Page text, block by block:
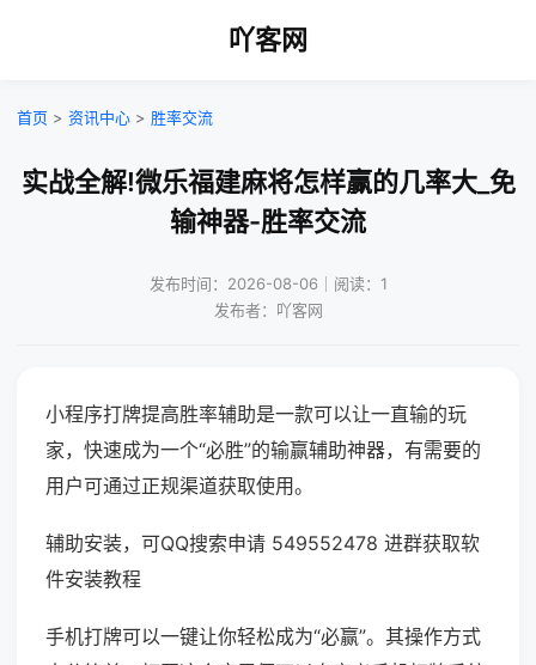
吖客网
首页 > 资讯中心 > 胜率交流
实战全解!微乐福建麻将怎样赢的几率大_免
输神器-胜率交流
发布时间：2026-08-06｜阅读：1
发布者：吖客网
小程序打牌提高胜率辅助是一款可以让一直输的玩
家，快速成为一个“必胜”的输赢辅助神器，有需要的
用户可通过正规渠道获取使用。
辅助安装，可QQ搜索申请 549552478 进群获取软
件安装教程
手机打牌可以一键让你轻松成为“必赢”。其操作方式